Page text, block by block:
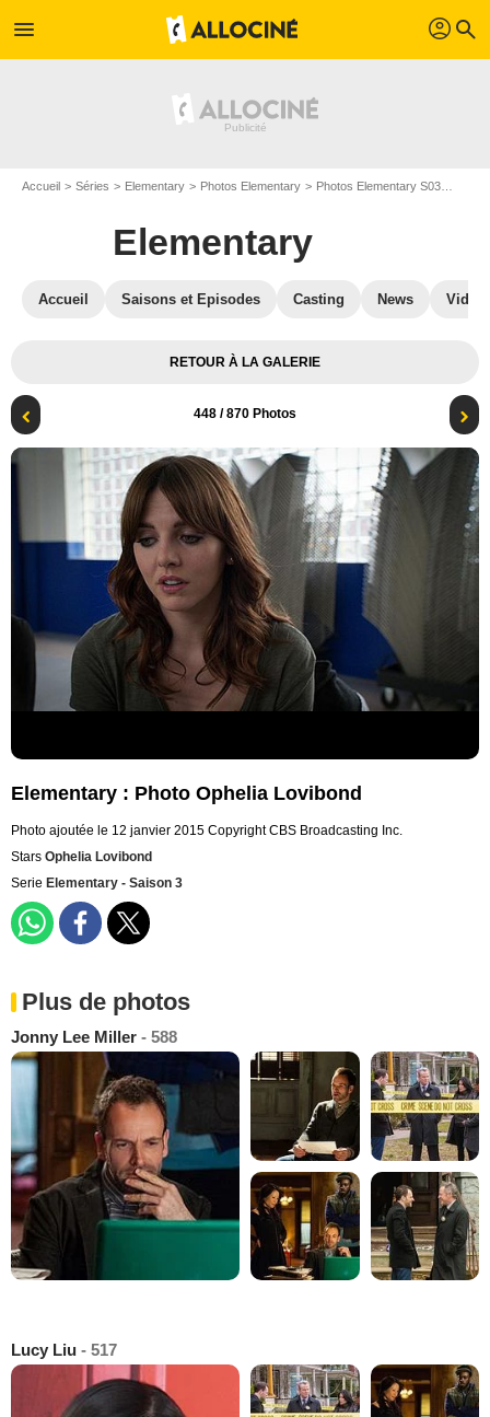
menu profil search
Accueil Séries Elementary Photos Elementary Photos Elementary S03
Elementary
Accueil Saisons et Episodes Casting News
RETOUR À LA GALERIE
448 / 870 Photos
Elementary : Photo Ophelia Lovibond
Photo ajoutée le 12 janvier 2015 Copyright CBS Broadcasting Inc.
Stars Ophelia Lovibond
Serie Elementary - Saison 3
Plus de photos
Jonny Lee Miller - 588
Lucy Liu - 517